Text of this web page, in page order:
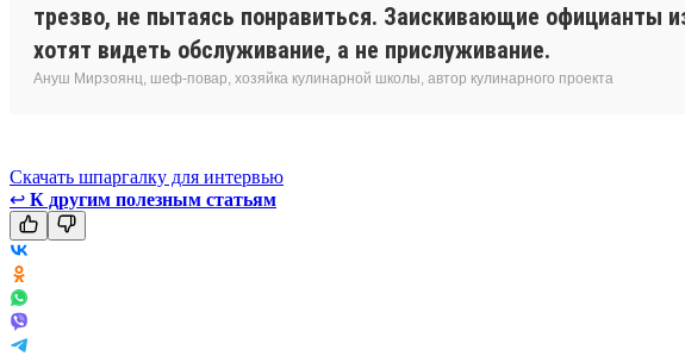
трезво, не пытаясь понравиться. Заискивающие официанты
хотят видеть обслуживание, а не прислуживание.
Ануш Мирзоянц, шеф-повар, хозяйка кулинарной школы, автор кулинарного проекта
Скачать шпаргалку для интервью
↩ К другим полезным статьям